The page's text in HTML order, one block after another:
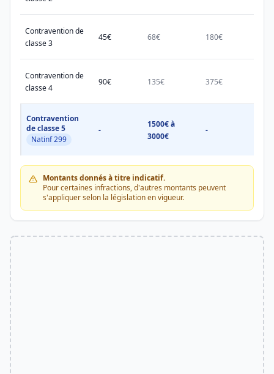
Contravention de
classe 3
45€ 68€ 180€
Contravention de
classe 4
90€ 135€ 375€
Contravention
de classe 5
Natinf 299
-
1500€ à
3000€
-
Montants donnés à titre indicatif.
Pour certaines infractions, d'autres montants peuvent
s'appliquer selon la législation en vigueur.